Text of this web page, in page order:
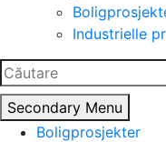
Industrielle
Search
for:
Secondary Menu
Boligprosjekter